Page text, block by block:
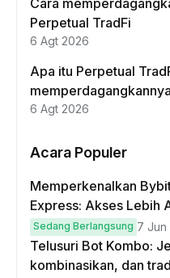
Perpetual TradFi
6 Agt 2026
Apa itu Perpetual
6 Agt 2026
Acara Populer
Memperkenalkan
Express: Akses Lebih
IPO Global!
Sedang Berlangsung 7 Jun
Telusuri Bot Kombo:
kombinasikan, dan